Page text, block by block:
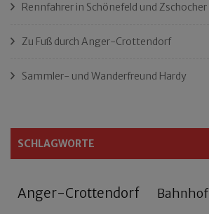
Rennfahrer in Schönefeld und Zschocher
Zu Fuß durch Anger-Crottendorf
Sammler- und Wanderfreund Hardy
SCHLAGWORTE
Anger-Crottendorf Bahnhof